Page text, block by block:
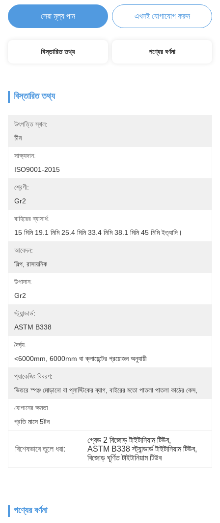
সেরা মূল্য পান এখনই যোগাযোগ করুন
বিস্তারিত তথ্য পণ্যের বর্ণনা
বিস্তারিত তথ্য
উৎপত্তি স্থল:
চীন
সাক্ষ্যদান:
ISO9001-2015
শ্রেণী:
Gr2
বাহিরের ব্যাসার্ধ:
15 মিমি 19.1 মিমি 25.4 মিমি 33.4 মিমি 38.1 মিমি 45 মিমি ইত্যাদি।
আবেদন:
শিল্প, রাসায়নিক
উপাদান:
Gr2
স্ট্যান্ডার্ড:
ASTM B338
দৈর্ঘ্য:
<6000mm, 6000mm বা ক্লায়েন্টের প্রয়োজন অনুযায়ী
প্যাকেজিং বিবরণ:
ভিতরে স্পঞ্জ মোড়ানো বা প্লাস্টিকের ব্যাগ, বাইরের মতো পাতলা পাতলা কাঠের কেস,
যোগানের ক্ষমতা:
প্রতি মাসে 5টন
বিশেষভাবে তুলে ধরা:
গ্রেড 2 বিজোড় টাইটানিয়াম টিউব,
ASTM B338 স্ট্যান্ডার্ড টাইটানিয়াম টিউব,
বিজোড় ঘূর্ণিত টাইটানিয়াম টিউব
পণ্যের বর্ণনা